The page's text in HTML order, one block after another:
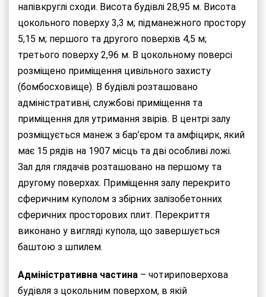
напівкруглі сходи. Висота будівлі 28,95 м. Висота
цокольного поверху 3,3 м; підманежного простору
5,15 м; першого та другого поверхів 4,5 м;
третього поверху 2,96 м. В цокольному поверсі
розміщено приміщення цивільного захисту
(бомбосховище). В будівлі розташовано
адміністративні, службові приміщення та
приміщення для утримання звірів. В центрі залу
розміщується манеж з бар’єром та амфіцирк, який
має 15 рядів на 1907 місць та дві особливі ложі.
Зал для глядачів розташовано на першому та
другому поверхах. Приміщення залу перекрито
сферичним куполом з збірних залізобетонних
сферичних просторових плит. Перекриття
виконано у вигляді купола, що завершується
баштою з шпилем.
Адміністративна частина – чотириповерхова
будівля з цокольним поверхом, в якій